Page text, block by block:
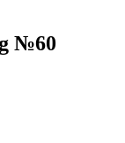
№60